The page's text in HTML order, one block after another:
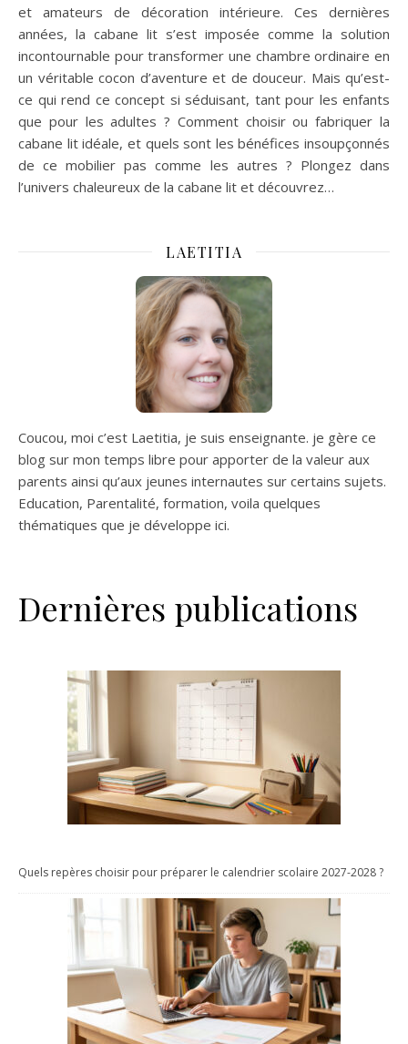
et amateurs de décoration intérieure. Ces dernières
années, la cabane lit s’est imposée comme la solution
incontournable pour transformer une chambre ordinaire en
un véritable cocon d’aventure et de douceur. Mais qu’est-
ce qui rend ce concept si séduisant, tant pour les enfants
que pour les adultes ? Comment choisir ou fabriquer la
cabane lit idéale, et quels sont les bénéfices insoupçonnés
de ce mobilier pas comme les autres ? Plongez dans
l’univers chaleureux de la cabane lit et découvrez…
LAETITIA
Coucou, moi c’est Laetitia, je suis enseignante. je gère ce
blog sur mon temps libre pour apporter de la valeur aux
parents ainsi qu’aux jeunes internautes sur certains sujets.
Education, Parentalité, formation, voila quelques
thématiques que je développe ici.
Dernières publications
Quels repères choisir pour préparer le calendrier scolaire 2027-2028 ?